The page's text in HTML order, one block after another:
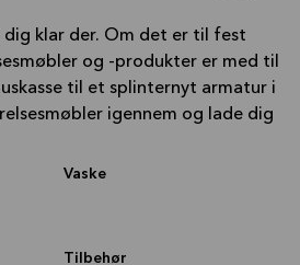
klar der. Om det er til fest
og -produkter er med til
til et splinternyt armatur i
igennem og lade dig
Vaske
Tilbehør